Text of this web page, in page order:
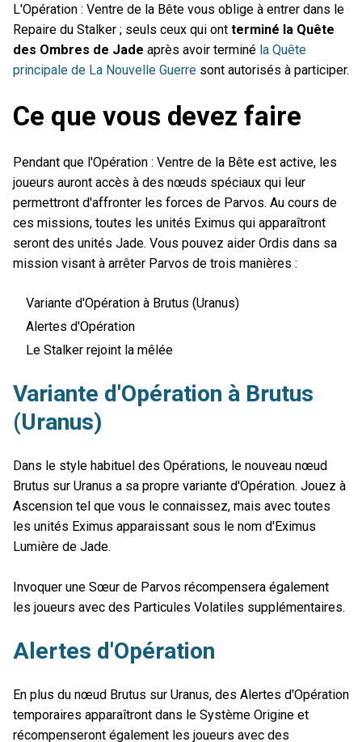
L'Opération : Ventre de la Bête vous oblige à entrer dans le
Repaire du Stalker ; seuls ceux qui ont terminé la Quête
des Ombres de Jade après avoir terminé la Quête
principale de La Nouvelle Guerre sont autorisés à participer.
Ce que vous devez faire
Pendant que l'Opération : Ventre de la Bête est active, les
joueurs auront accès à des nœuds spéciaux qui leur
permettront d'affronter les forces de Parvos. Au cours de
ces missions, toutes les unités Eximus qui apparaîtront
seront des unités Jade. Vous pouvez aider Ordis dans sa
mission visant à arrêter Parvos de trois manières :
Variante d'Opération à Brutus (Uranus)
Alertes d'Opération
Le Stalker rejoint la mêlée
Variante d'Opération à Brutus
(Uranus)
Dans le style habituel des Opérations, le nouveau nœud
Brutus sur Uranus a sa propre variante d'Opération. Jouez à
Ascension tel que vous le connaissez, mais avec toutes
les unités Eximus apparaissant sous le nom d'Eximus
Lumière de Jade.
Invoquer une Sœur de Parvos récompensera également
les joueurs avec des Particules Volatiles supplémentaires.
Alertes d'Opération
En plus du nœud Brutus sur Uranus, des Alertes d'Opération
temporaires apparaîtront dans le Système Origine et
récompenseront également les joueurs avec des